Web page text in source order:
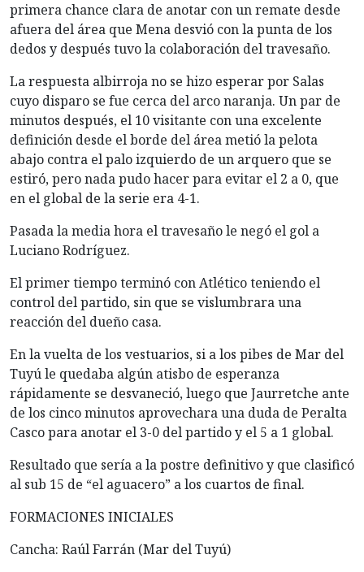
primera chance clara de anotar con un remate desde
afuera del área que Mena desvió con la punta de los
dedos y después tuvo la colaboración del travesaño.
La respuesta albirroja no se hizo esperar por Salas
cuyo disparo se fue cerca del arco naranja. Un par de
minutos después, el 10 visitante con una excelente
definición desde el borde del área metió la pelota
abajo contra el palo izquierdo de un arquero que se
estiró, pero nada pudo hacer para evitar el 2 a 0, que
en el global de la serie era 4-1.
Pasada la media hora el travesaño le negó el gol a
Luciano Rodríguez.
El primer tiempo terminó con Atlético teniendo el
control del partido, sin que se vislumbrara una
reacción del dueño casa.
En la vuelta de los vestuarios, si a los pibes de Mar del
Tuyú le quedaba algún atisbo de esperanza
rápidamente se desvaneció, luego que Jaurretche ante
de los cinco minutos aprovechara una duda de Peralta
Casco para anotar el 3-0 del partido y el 5 a 1 global.
Resultado que sería a la postre definitivo y que clasificó
al sub 15 de “el aguacero” a los cuartos de final.
FORMACIONES INICIALES
Cancha: Raúl Farrán (Mar del Tuyú)